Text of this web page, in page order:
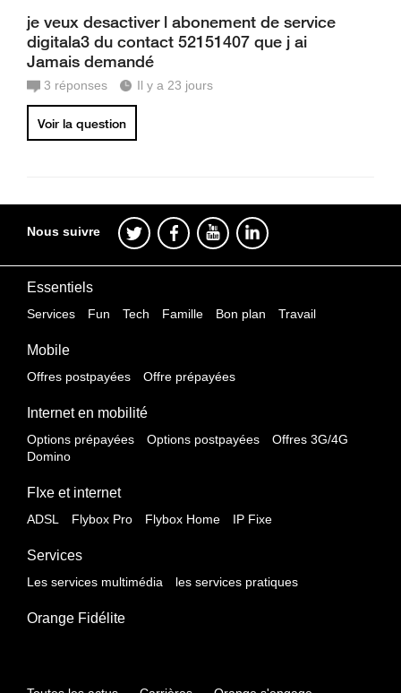
je veux desactiver l abonement de service
digitala3 du contact 52151407 que j ai
Jamais demandé
3 réponses Il y a 23 jours
Voir la question
Nous suivre
Essentiels
Services Fun Tech Famille Bon plan Travail
Mobile
Offres postpayées Offre prépayées
Internet en mobilité
Options prépayées Options postpayées
Offres 3G/4G
Domino
FIxe et internet
ADSL Flybox Pro Flybox Home IP Fixe
Services
Les services multimédia les services pratiques
Orange Fidélite